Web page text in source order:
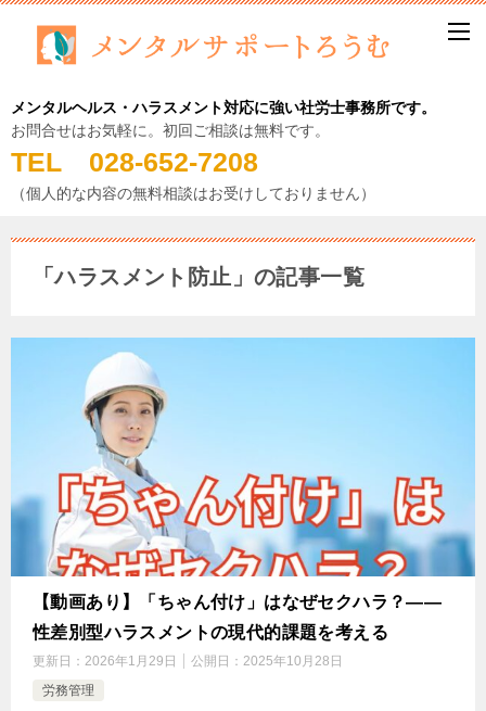
メンタルヘルス・ハラスメント対応に強い社労士事務所です。
お問合せはお気軽に。初回ご相談は無料です。
TEL 028-652-7208
（個人的な内容の無料相談はお受けしておりません）
「ハラスメント防止」の記事一覧
【動画あり】「ちゃん付け」はなぜセクハラ？――
性差別型ハラスメントの現代的課題を考える
更新日： 2026年1月29日 公開日： 2025年10月28日
労務管理